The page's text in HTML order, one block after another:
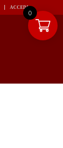
0
ACCEDI